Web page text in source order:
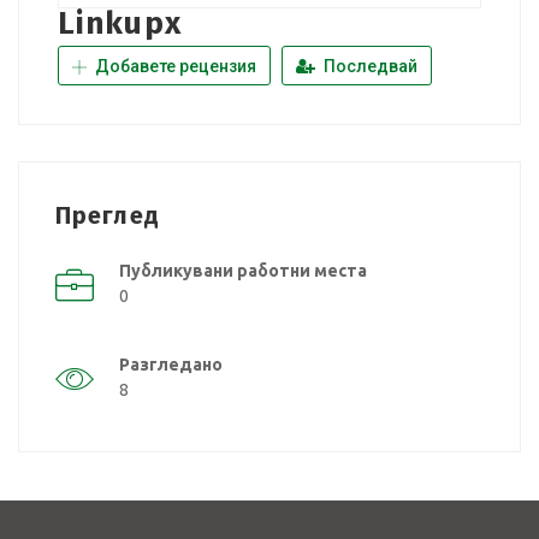
Linkupx
Добавете рецензия Последвай
Преглед
Публикувани работни места
0
Разгледано
8